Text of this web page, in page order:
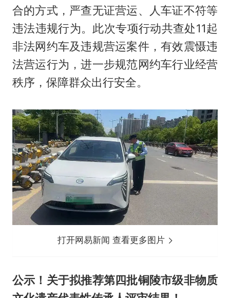
合的方式，严查无证营运、人车证不符等
违法违规行为。此次专项行动共查处11起
非法网约车及违规营运案件，有效震慑违
法营运行为，进一步规范网约车行业经营
秩序，保障群众出行安全。
打开网易新闻 查看更多图片
公示！关于拟推荐第四批铜陵市级非物质